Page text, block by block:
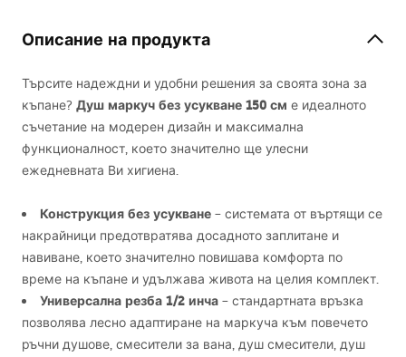
Описание на продукта
Търсите надеждни и удобни решения за своята зона за
къпане? Душ маркуч без усукване 150 см е идеалното
съчетание на модерен дизайн и максимална
функционалност, което значително ще улесни
ежедневната Ви хигиена.
Конструкция без усукване – системата от въртящи се
накрайници предотвратява досадното заплитане и
навиване, което значително повишава комфорта по
време на къпане и удължава живота на целия комплект.
Универсална резба 1/2 инча – стандартната връзка
позволява лесно адаптиране на маркуча към повечето
ръчни душове, смесители за вана, душ смесители, душ